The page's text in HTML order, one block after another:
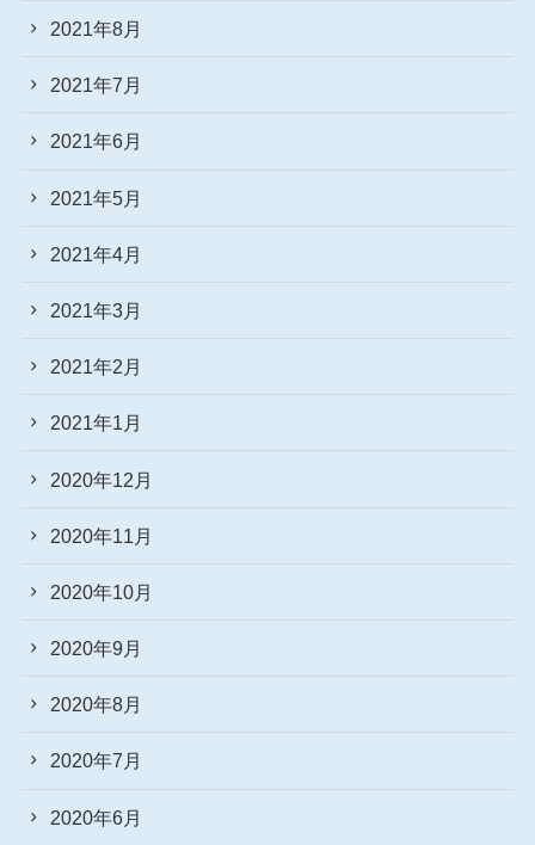
2021年8月
2021年7月
2021年6月
2021年5月
2021年4月
2021年3月
2021年2月
2021年1月
2020年12月
2020年11月
2020年10月
2020年9月
2020年8月
2020年7月
2020年6月